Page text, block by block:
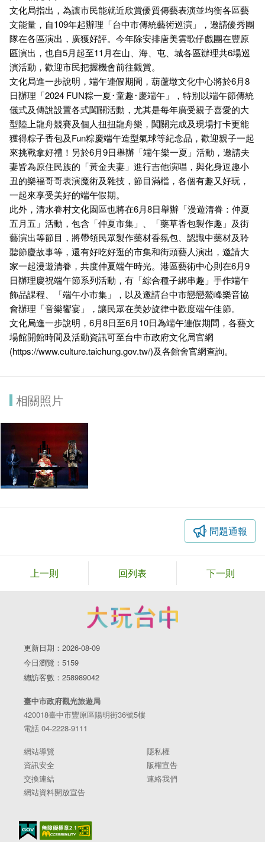
文化局指出，為讓市民能就近欣賞優質傳藝表演並均衡各區藝
文能量，自109年起辦理「台中市傳統藝術巡演」，邀請優秀團
隊在各區演出，廣獲好評。今年除安排唐美雲歌仔戲團在豐原
區演出，也自5月起至11月在山、海、屯、城各區辦理共6場巡
演活動，歡迎市民把握機會前往觀賞。
文化局進一步說明，端午連假期間，葫蘆墩文化中心將於6月8
日辦理「2024 FUN粽一夏･童趣･慶端午」，特別以端午節傳統
儀式及傳說設置各式闖關活動，尤其是每年廣受親子喜愛的大
型陸上龍舟競賽及個人扭扭龍舟樂，闖關完成及現場打卡更能
獲得粽子香包及Fun粽慶端午造型氣球等紀念品，歡迎親子一起
來挑戰拿好禮！另於6月9日舉辦「端午樂一夏」活動，邀請夫
妻皆為原住民族的「黃金夫妻」進行吉他演唱，與化身逗趣小
丑的樂福哥哥表演魔術及雜技，節目滿檔，各個有趣又好玩，
一起來享受美好的端午假期。
此外，清水眷村文化園區也將在6月8日舉辦「漫遊清眷：仲夏
五月五」活動，包含「仲夏市集」、「藥草香包製作趣」及街
藝演出等節目，將帶領民眾製作藥材香氛包、認識中藥材及聆
聽節慶故事等，還有好吃好逛的市集和街頭藝人演出，邀請大
家一起漫遊清眷，共度仲夏端午時光。港區藝術中心則在6月9
日辦理慶祝端午節系列活動，有「綜合種子綁串趣」手作端午
飾品課程、「端午小市集」，以及邀請台中市戀戀鰲峰樂音協
會辦理「音樂饗宴」，讓民眾在美妙旋律中歡度端午佳節。
文化局進一步說明，6月8日至6月10日為端午連假期間，各藝文
場館開館時間及活動資訊可至台中市政府文化局官網
(https://www.culture.taichung.gov.tw/)及各館舍官網查詢。
相關照片
問題通報
上一則 回列表 下一則
更新日期：2026-08-09
今日瀏覽：5159
總訪客數：258989042
臺中市政府觀光旅遊局
420018臺中市豐原區陽明街36號5樓
電話 04-2228-9111
網站導覽
隱私權
資訊安全
版權宣告
交換連結
連絡我們
網站資料開放宣告